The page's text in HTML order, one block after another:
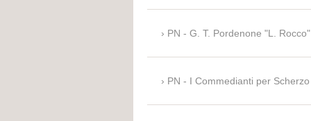
PN - G. T. Pordenone "L. Rocco"
PN - I Commedianti per Scherzo